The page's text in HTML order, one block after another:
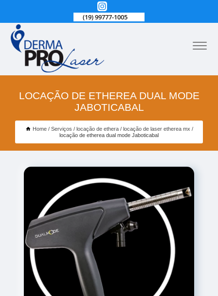
(19) 99777-1005
LOCAÇÃO DE ETHEREA DUAL MODE
JABOTICABAL
Home Serviços locação de ethera
locação de laser etherea mx
locação de etherea dual mode Jaboticabal